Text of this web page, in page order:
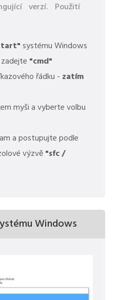
verzí. Použití
systému Windows
"cmd"
řádku - zatím
myši a vyberte volbu
a postupujte podle
výzvě"sfc /
Windows